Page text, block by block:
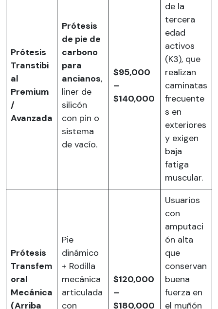
Prótesis
Transtibi
al
Premium
/
Avanzada
Prótesis
de pie de
carbono
para
ancianos,
liner de
silicón
con pin o
sistema
de vacío.
$95,000
–
$140,000
de la
tercera
edad
activos
(K3), que
realizan
caminatas
frecuente
s en
exteriores
y exigen
baja
fatiga
muscular.
Prótesis
Transfem
oral
Mecánica
(Arriba
Pie
dinámico
+ Rodilla
mecánica
articulada
con
$120,000
–
$180,000
Usuarios
con
amputaci
ón alta
que
conservan
buena
fuerza en
el muñón